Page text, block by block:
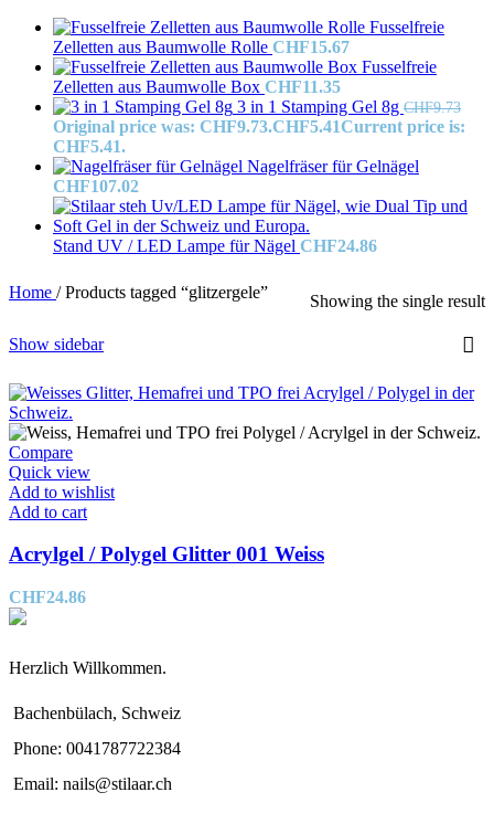
Fusselfreie
Zelletten aus Baumwolle Rolle CHF15.67
Fusselfreie
Zelletten aus Baumwolle Box CHF11.35
3 in 1 Stamping Gel 8g CHF9.73
Original price was: CHF9.73.CHF5.41Current price is:
CHF5.41.
Nagelfräser für Gelnägel
CHF107.02
Stand UV / LED Lampe für Nägel CHF24.86
Home / Products tagged “glitzergele” Showing the single result
Show sidebar
Compare
Quick view
Add to wishlist
Add to cart
Acrylgel / Polygel Glitter 001 Weiss
CHF24.86
Herzlich Willkommen.
Bachenbülach, Schweiz
Phone: 0041787722384
Email: nails@stilaar.ch